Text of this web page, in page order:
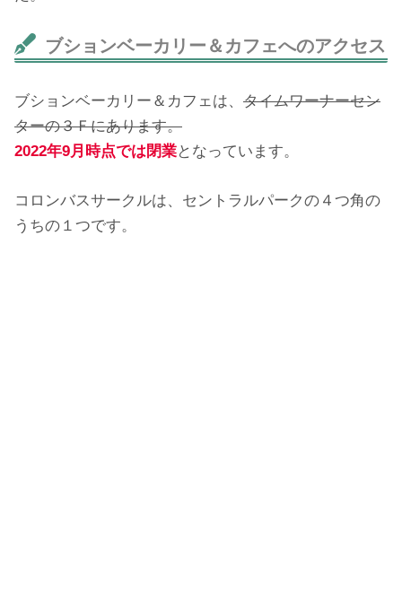
ブションベーカリー＆カフェへのアクセス
ブションベーカリー＆カフェは、 タイムワーナーセン
ターの３Ｆにあります。
2022年9月時点では閉業となっています。
コロンバスサークルは、セントラルパークの４つ角の
うちの１つです。